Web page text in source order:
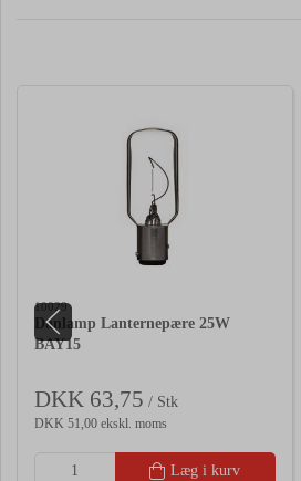
10029
Danlamp Lanternepære 25W
BAY15
DKK 63,75 / Stk
DKK 51,00 ekskl. moms
Læg i kurv